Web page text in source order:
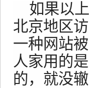
如果以
北京地区
一种网站
人家用的
的，就没辙